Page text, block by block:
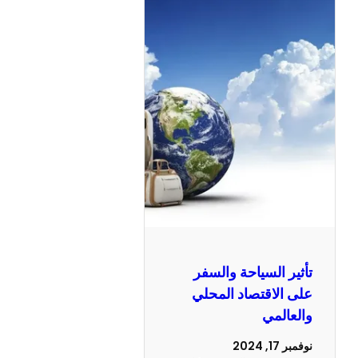
تأثير السياحة والسفر
على الاقتصاد المحلي
والعالمي
نوفمبر 17, 2024